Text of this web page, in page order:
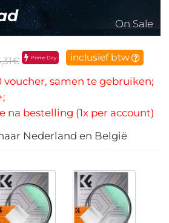
On Sale
Prime Day inclusief btw
voucher, samen te gebruiken;
na bestelling (1x per account)
Nederland en België